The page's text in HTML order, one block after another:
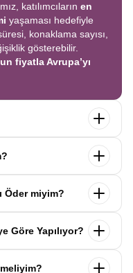
katılımcıların en
yaşaması hedefiyle
konaklama sayısı,
gösterebilir.
fiyatla Avrupa’yı
tek seferde birçok
tüm geziler fiyata
şekilde yaşayın.
taksitiödediğinizde
Öder miyim?
farkı
Göre Yapılıyor?
uzman
test edilip
en